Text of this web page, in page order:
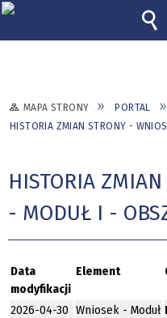
MAPA STRONY
PORTAL
HISTORIA ZMIAN STRONY -
HISTORIA
- MODUŁ I -
Data
modyfikacji
Element
2026-04-30 Wniosek - Moduł